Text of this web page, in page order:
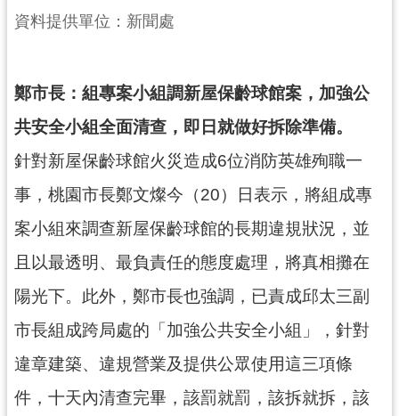
機
訊
錄
業
務
資
訊
訊
息
告
便
民
務
資料提供單位：新聞處
鄭市長：組專案小組調新屋保齡球館案，加強公
共安全小組全面清查，即日就做好拆除準備。
針對新屋保齡球館火災造成6位消防英雄殉職一
事，桃園市長鄭文燦今（20）日表示，將組成專
案小組來調查新屋保齡球館的長期違規狀況，並
且以最透明、最負責任的態度處理，將真相攤在
陽光下。此外，鄭市長也強調，已責成邱太三副
市長組成跨局處的「加強公共安全小組」，針對
違章建築、違規營業及提供公眾使用這三項條
件，十天內清查完畢，該罰就罰，該拆就拆，該